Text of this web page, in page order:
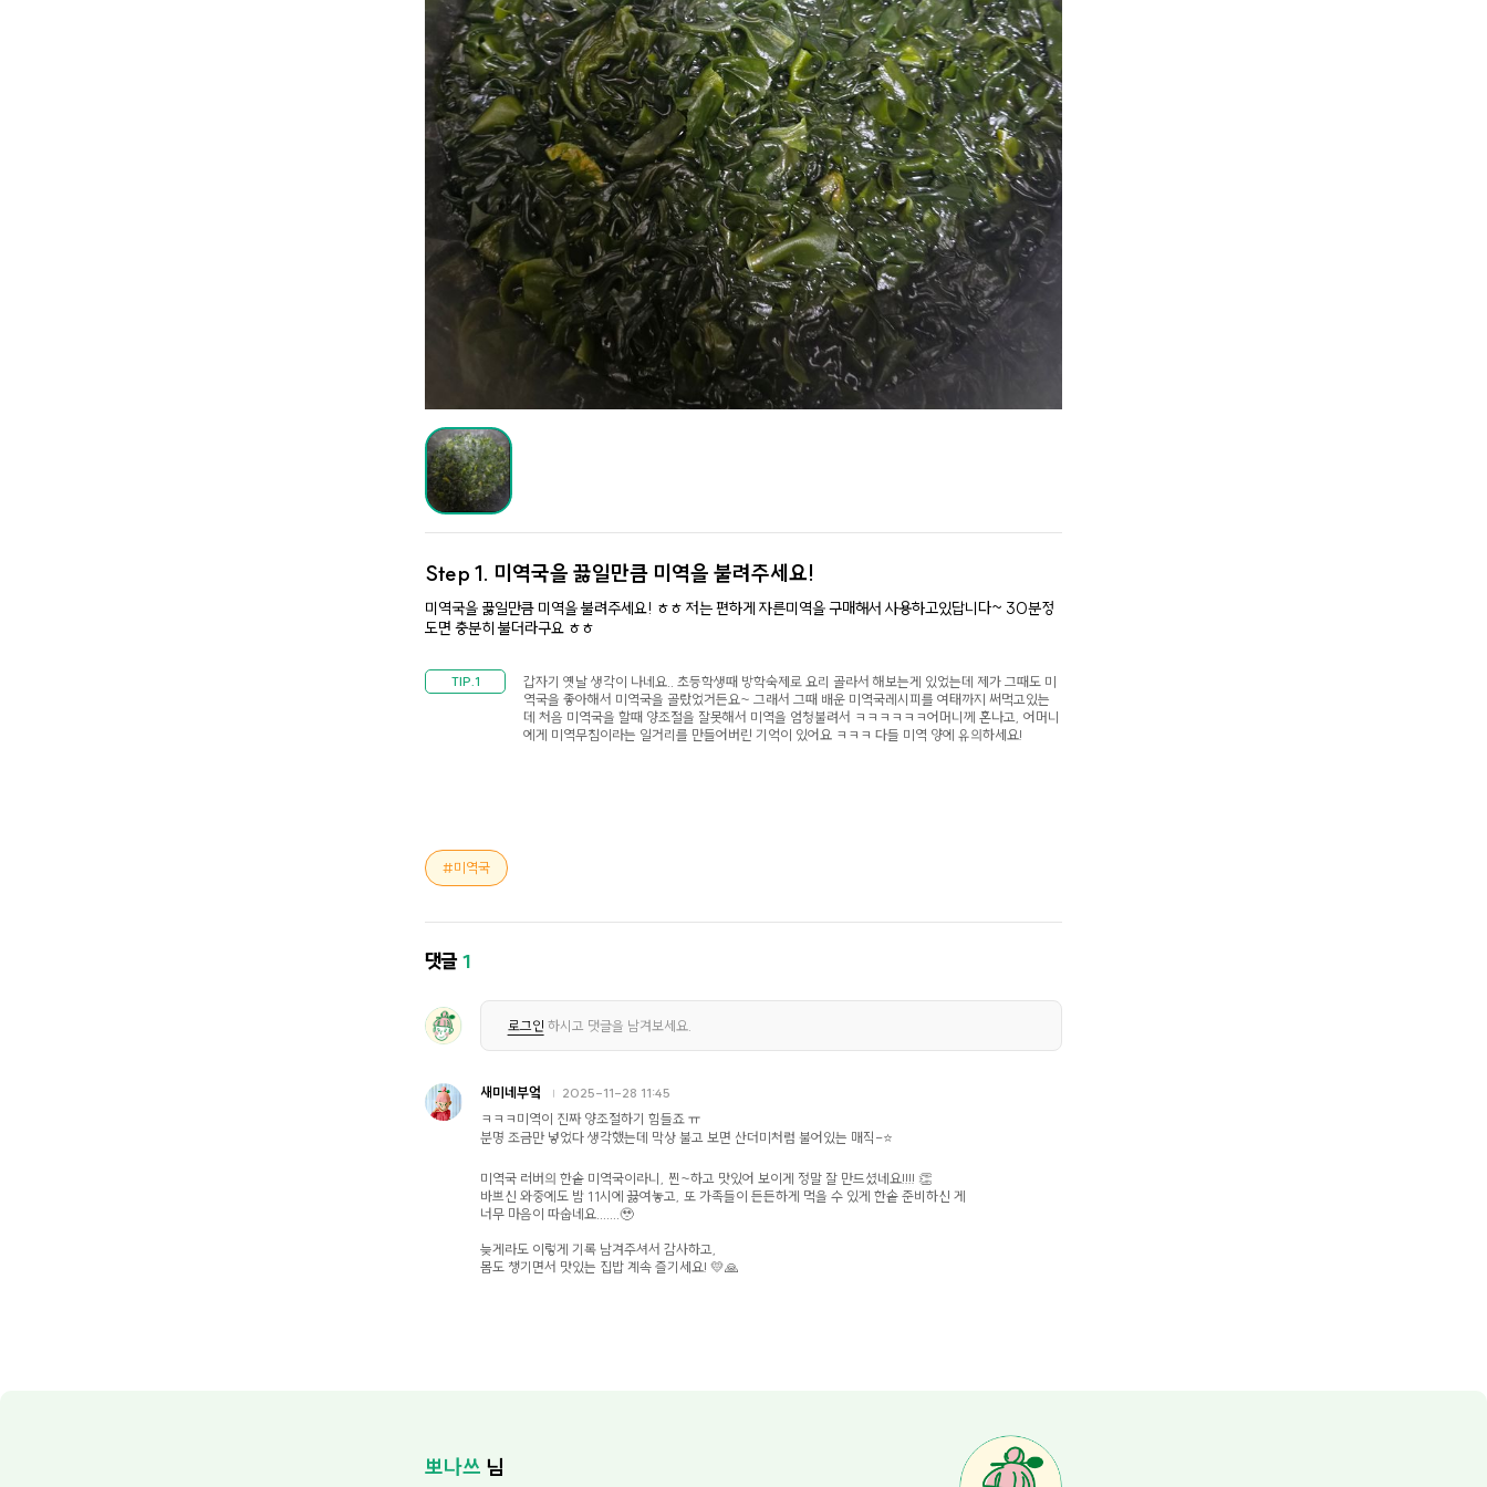
Step 1. 미역국을 끓일만큼 미역을 불려주세요!
미역국을 끓일만큼 미역을 불려주세요! ㅎㅎ 저는 편하게 자른미역을 구매해서 사용하고있답니다~ 30분정
도면 충분히 불더라구요 ㅎㅎ
갑자기 옛날 생각이 나네요.. 초등학생때 방학숙제로 요리 골라서 해보는게 있었는데 제가 그때도 미
역국을 좋아해서 미역국을 골랐었거든요~ 그래서 그때 배운 미역국레시피를 여태까지 써먹고있는
데 처음 미역국을 할때 양조절을 잘못해서 미역을 엄청불려서 ㅋㅋㅋㅋㅋㅋ어머니께 혼나고, 어머니
에게 미역무침이라는 일거리를 만들어버린 기억이 있어요 ㅋㅋㅋ 다들 미역 양에 유의하세요!
미역국
댓글1
로그인 하시고 댓글을 남겨보세요.
새미네부엌 2025-11-28 11:45
ㅋㅋㅋ미역이 진짜 양조절하기 힘들죠 ㅠ
분명 조금만 넣었다 생각했는데 막상 불고 보면 산더미처럼 불어있는 매직-⭐
미역국 러버의 한솥 미역국이라니, 찐~하고 맛있어 보이게 정말 잘 만드셨네요!!!! 👏
바쁘신 와중에도 밤 11시에 끓여놓고, 또 가족들이 든든하게 먹을 수 있게 한솥 준비하신 게
너무 마음이 따숩네요.......🥹
늦게라도 이렇게 기록 남겨주셔서 감사하고,
몸도 챙기면서 맛있는 집밥 계속 즐기세요! 💛🙏
뽀나쓰 님